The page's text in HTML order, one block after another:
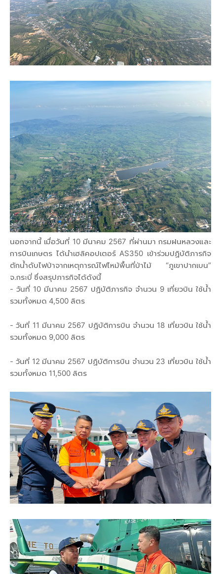
นอกจากนี้ เมื่อวันที่ 10 มีนาคม 2567 ที่ผ่านมา กรมฝนหลวงและ
การบินเกษตร ได้นำเฮลิคอปเตอร์ AS350 เข้าร่วมปฏิบัติภารกิจ
ตักน้ำดับไฟป่าจากเหตุการณ์ไฟไหม้พื้นที่ป่าไม้ “ภูเขาปากเบน”
จ.กระบี่ ซึ่งสรุปภารกิจได้ดังนี้
- วันที่ 10 มีนาคม 2567 ปฏิบัติภารกิจ จำนวน 9 เที่ยวบิน ใช้น้ำ
รวมทั้งหมด 4,500 ลิตร
- วันที่ 11 มีนาคม 2567 ปฏิบัติการบิน จำนวน 18 เที่ยวบิน ใช้น้ำ
รวมทั้งหมด 9,000 ลิตร
- วันที่ 12 มีนาคม 2567 ปฏิบัติการบิน จำนวน 23 เที่ยวบิน ใช้น้ำ
รวมทั้งหมด 11,500 ลิตร